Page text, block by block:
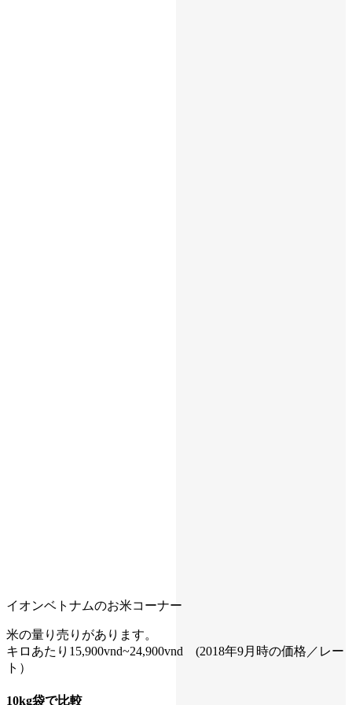
イオンベトナムのお米コーナー
米の量り売りがあります。
キロあたり15,900vnd~24,900vnd (2018年9月時の価格／レー
ト）
10kg袋で比較